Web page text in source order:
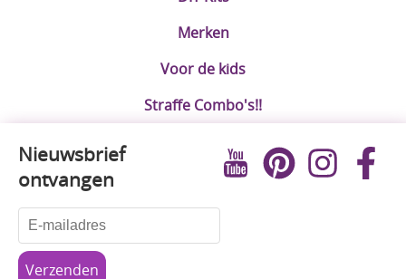
Merken
Voor de kids
Straffe Combo's!!
Nieuwsbrief
ontvangen